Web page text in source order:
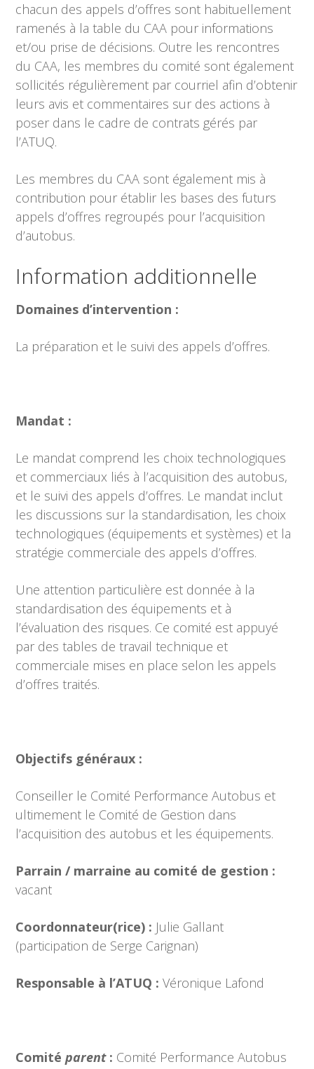
chacun des appels d’offres sont habituellement
ramenés à la table du CAA pour informations
et/ou prise de décisions. Outre les rencontres
du CAA, les membres du comité sont également
sollicités régulièrement par courriel afin d’obtenir
leurs avis et commentaires sur des actions à
poser dans le cadre de contrats gérés par
l’ATUQ.
Les membres du CAA sont également mis à
contribution pour établir les bases des futurs
appels d’offres regroupés pour l’acquisition
d’autobus.
Information additionnelle
Domaines d’intervention :
La préparation et le suivi des appels d’offres.
Mandat :
Le mandat comprend les choix technologiques
et commerciaux liés à l’acquisition des autobus,
et le suivi des appels d’offres. Le mandat inclut
les discussions sur la standardisation, les choix
technologiques (équipements et systèmes) et la
stratégie commerciale des appels d’offres.
Une attention particulière est donnée à la
standardisation des équipements et à
l’évaluation des risques. Ce comité est appuyé
par des tables de travail technique et
commerciale mises en place selon les appels
d’offres traités.
Objectifs généraux :
Conseiller le Comité Performance Autobus et
ultimement le Comité de Gestion dans
l’acquisition des autobus et les équipements.
Parrain / marraine au comité de gestion :
vacant
Coordonnateur(rice) : Julie Gallant
(participation de Serge Carignan)
Responsable à l’ATUQ :Véronique Lafond
Comitéparent: Comité Performance Autobus